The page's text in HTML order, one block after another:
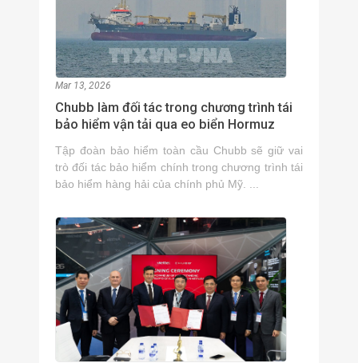
Mar 13, 2026
Chubb làm đối tác trong chương trình tái
bảo hiểm vận tải qua eo biển Hormuz
Tập đoàn bảo hiểm toàn cầu Chubb sẽ giữ vai
trò đối tác bảo hiểm chính trong chương trình tái
bảo hiểm hàng hải của chính phủ Mỹ. ...